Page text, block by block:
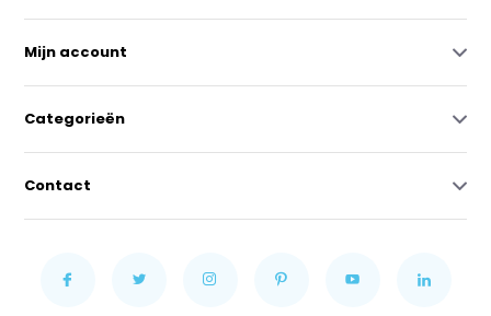
Mijn account
Categorieën
Contact